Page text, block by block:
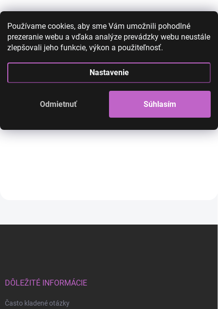
Používame cookies, aby sme Vám umožnili pohodlné
prezeranie webu a vďaka analýze prevádzky webu neustále
zlepšovali jeho funkcie, výkon a použiteľnosť.
Nastavenie
Odmietnuť Súhlasím
náhrdelník a náušnice - typ
8
12,11 € bez DPH
5
11,30 € bez DPH
13,90 €
DÔLEŽITÉ INFORMÁCIE
Často kladené otázky